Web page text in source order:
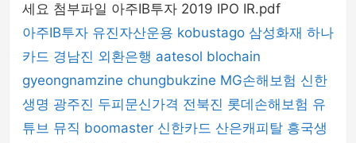
세요 첨부파일 아주IB투자 2019 IPO IR.pdf
아주IB투자 유진자산운용 kobustago 삼성화재 하나
카드 경남진 외환은행 aatesol blochain
gyeongnamzine chungbukzine MG손해보험 신한
생명 광주진 두피문신가격 전북진 롯데손해보험 유
튜브 뮤직 boomaster 신한카드 산은캐피탈 흥국생